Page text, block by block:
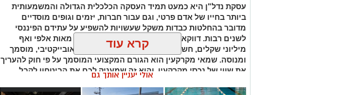
עסקת נדל"ן היא כמעט תמיד העסקה הכלכלית הגדולה והמשמעותית
ביותר בחייו של אדם פרטי, וגם עבור חברות, יזמים וגופים מוסדיים
מדובר בהחלטות כבדות משקל שעשויות להשפיע על עתידם הפיננסי
לשנים רבות. דווקא ברגעים שבהם מונחים על הכף מאות אלפי ואף
מיליוני שקלים, חשוב שיעמוד לצידכם איש מקצוע אובייקטיבי, מוסמך
ומנוסה. שמאי מקרקעין הוא הגורם המקצועי המוסמך על פי חוק להעריך
את שווי של נכסי מקרקעין, והוא זה שמעניק לכם את הביטחון לקבל
החלטות מבוססות, שקולות ובטוחות.
קרא עוד
אולי יעניין אותך גם